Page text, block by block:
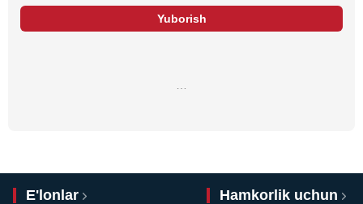
Yuborish
E'lonlar Hamkorlik uchun